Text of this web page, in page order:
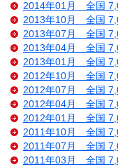
2014年01月 全国
2013年10月 全国
2013年07月 全国
2013年04月 全国
2013年01月 全国
2012年10月 全国
2012年07月 全国
2012年04月 全国
2012年01月 全国
2011年10月 全国
2011年07月 全国
2011年03月 全国